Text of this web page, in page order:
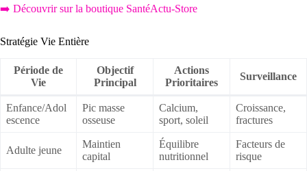
➡️ Découvrir sur la boutique SantéActu-Store
Stratégie Vie Entière
Période de
Vie
Objectif
Principal
Actions
Prioritaires
Surveillance
Enfance/Adol
escence
Pic masse
osseuse
Calcium,
sport, soleil
Croissance,
fractures
Adulte jeune
Maintien
capital
Équilibre
nutritionnel
Facteurs de
risque